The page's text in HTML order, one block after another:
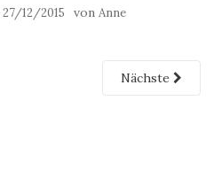
27/12/2015 von Anne
Nächste